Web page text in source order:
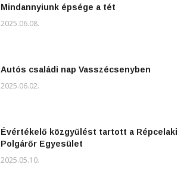
Mindannyiunk épsége a tét
2025.06.08.
Autós családi nap Vasszécsenyben
2025.06.02.
Évértékelő közgyűlést tartott a Répcelaki
Polgárőr Egyesület
2025.05.10.